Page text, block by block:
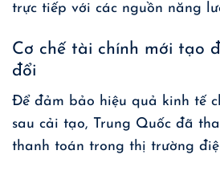
trực tiếp với các nguồn năng
Cơ chế tài chính mới tạo
đổi
Để đảm bảo hiệu quả kinh tế
sau cải tạo, Trung Quốc đã
thanh toán trong thị trường